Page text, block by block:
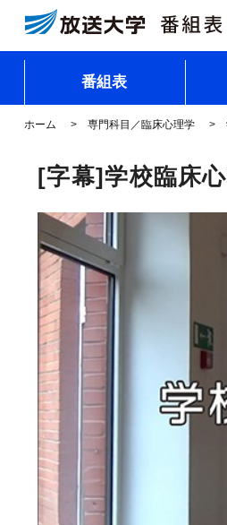
番組表
ホーム 専門科目／臨床心理学
[字幕]学校臨床